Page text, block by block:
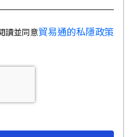
讀並同意貿易通的私隱政策